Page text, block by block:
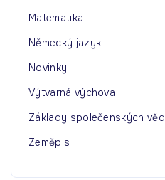
Matematika
Německý jazyk
Novinky
Výtvarná výchova
Základy společenských věd
Zeměpis